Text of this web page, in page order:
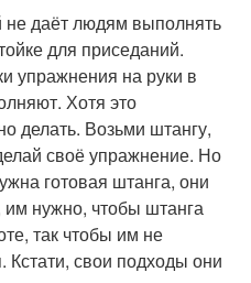
даёт людям выполнять
для приседаний.
упражнения на руки в
Хотя это
делать. Возьми штангу,
своё упражнение. Но
готовая штанга, они
им нужно, чтобы штанга
так чтобы им не
Кстати, свои подходы они